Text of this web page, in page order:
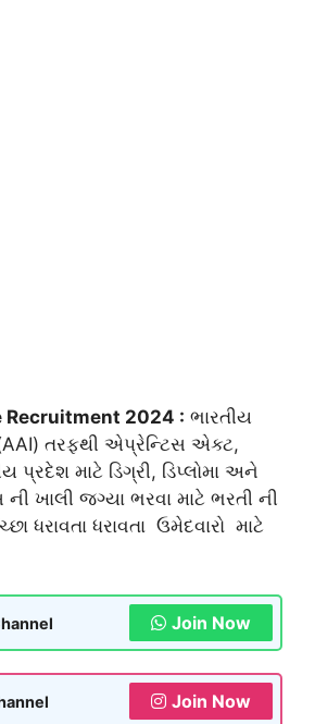
Recruitment 2024 : ભારતીય
તરફથી એપ્રેન્ટિસ એક્ટ,
પ્રદેશ માટે ડિગ્રી, ડિપ્લોમા અને
ખાલી જગ્યા ભરવા માટે ભરતી ની
ધરાવતા ધરાવતા ઉમેદવારો માટે
Join Now
Join Now